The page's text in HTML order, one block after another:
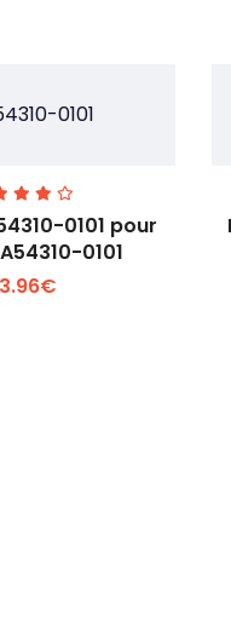
plus +
0101 pour
0101